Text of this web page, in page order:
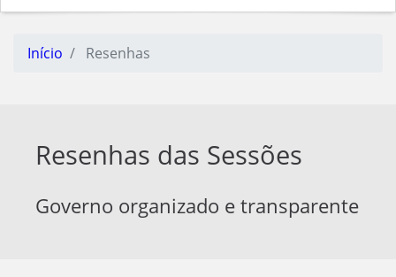
Início Resenhas
Resenhas das Sessões
Governo organizado e transparente